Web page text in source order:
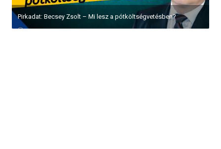
Pirkadat: Becsey Zsolt – Mi lesz a pótköltségvetésben?